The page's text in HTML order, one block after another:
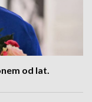
od lat.